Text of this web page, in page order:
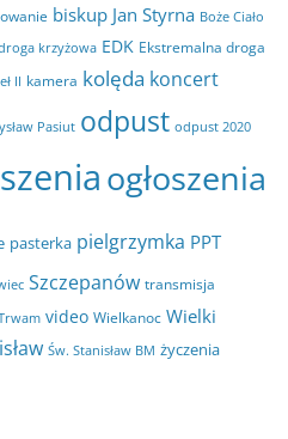
biskup Jan Styrna Boże Ciało
krzyżowa EDK Ekstremalna droga
II kamera kolęda koncert
Pasiut odpust odpust 2020
ogłoszenia
pasterka pielgrzymka PPT
Szczepanów transmisja
video Wielkanoc Wielki
Św. Stanisław BM życzenia